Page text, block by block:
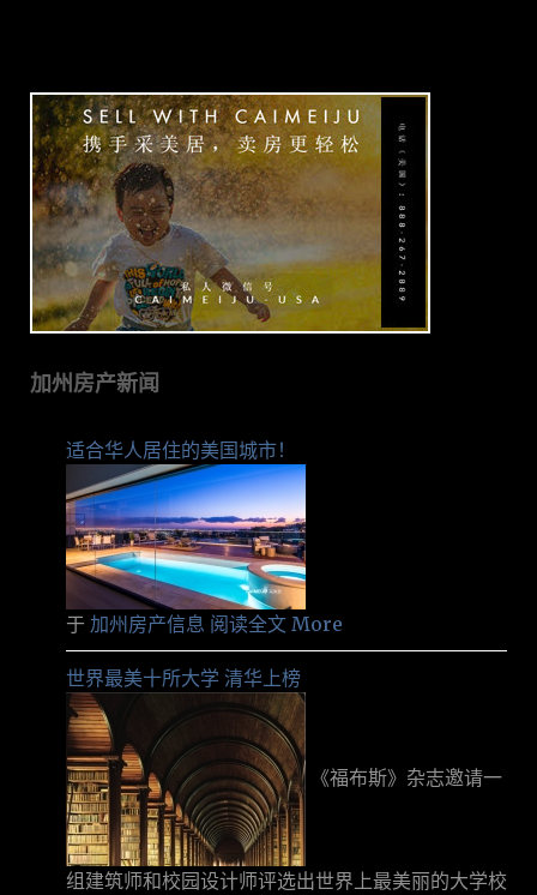
加州房产新闻
适合华人居住的美国城市！
于 加州房产信息 阅读全文 More
世界最美十所大学 清华上榜
《福布斯》杂志邀请一
组建筑师和校园设计师评选出世界上最美丽的大学校